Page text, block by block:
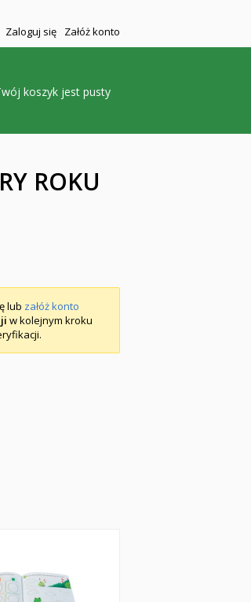
Zaloguj się Załóż konto
koszyk jest pusty
ROKU
lub załóż konto
w kolejnym kroku